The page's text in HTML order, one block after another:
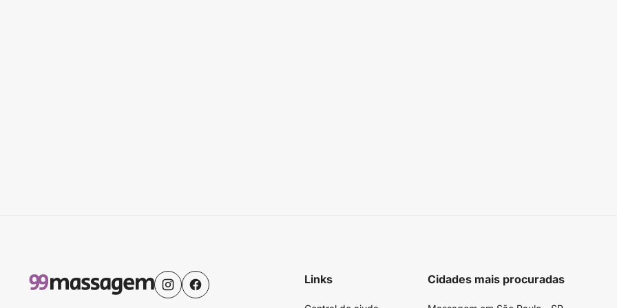
Links Cidades mais procuradas